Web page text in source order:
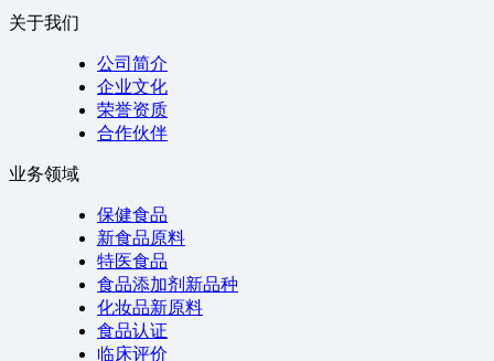
关于我们
公司简介
企业文化
荣誉资质
合作伙伴
业务领域
保健食品
新食品原料
特医食品
食品添加剂新品种
化妆品新原料
食品认证
临床评价